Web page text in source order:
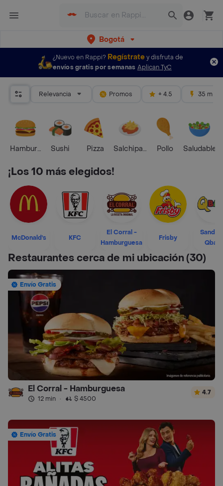
Bogotá
¿Nuevo en Rappi? Regístratey disfruta de
envíos gratis por semanas Aplican TyC
Relevancia Promos + 4.5 35 mins
HamburguesaSushi Pizza Salchipapas Pollo Saludable
¡Los 10 más elegidos!
McDonald's KFC
El Corral -
Hamburguesa
Frisby
Restaurantes cerca de mi ubicación(30)
Envío Gratis
El Corral - Hamburguesa
12 min · $ 4500
4.7
Envío Gratis